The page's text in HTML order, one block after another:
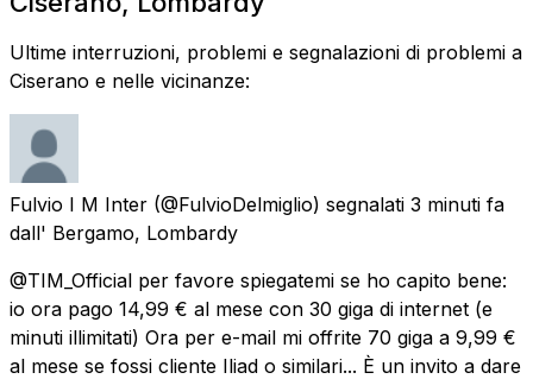
Ultime interruzioni, problemi e segnalazioni di problemi a
Ciserano e nelle vicinanze:
Fulvio I M Inter (@FulvioDelmiglio) segnalati 3 minuti fa
dall' Bergamo, Lombardy
@TIM_Official per favore spiegatemi se ho capito bene:
io ora pago 14,99 € al mese con 30 giga di internet (e
minuti illimitati) Ora per e-mail mi offrite 70 giga a 9,99 €
al mese se fossi cliente Iliad o similari... È un invito a dare